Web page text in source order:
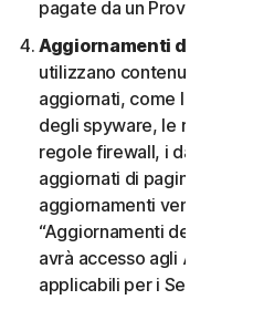
pagate da un Provider.
Aggiornamenti dei
utilizzano contenuti che
aggiornati, come le
degli spyware, le regole
regole firewall, i dati di
aggiornati di pagine web
aggiornamenti vengono
“Aggiornamenti dei
avrà accesso agli
applicabili per i Servizi